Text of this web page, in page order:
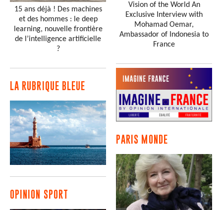
15 ans déjà ! Des machines
et des hommes : le deep
learning, nouvelle frontière
de l’intelligence artificielle
?
LA RUBRIQUE BLEUE
OPINION SPORT
Vision of the World An
Exclusive Interview with
Mohamad Oemar,
Ambassador of Indonesia to
France
PARIS MONDE